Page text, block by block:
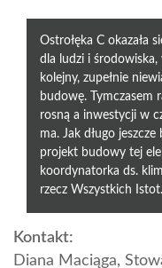
Ostrołęka C okazała
dla ludzi i
kolejny, zupełnie
budowę. Tymczasem
rosną a inwestycji w
ma. Jak długo
projekt budowy tej
koordynatorka ds.
rzecz Wszystkich Istot.
Kontakt:
Diana Maciąga,